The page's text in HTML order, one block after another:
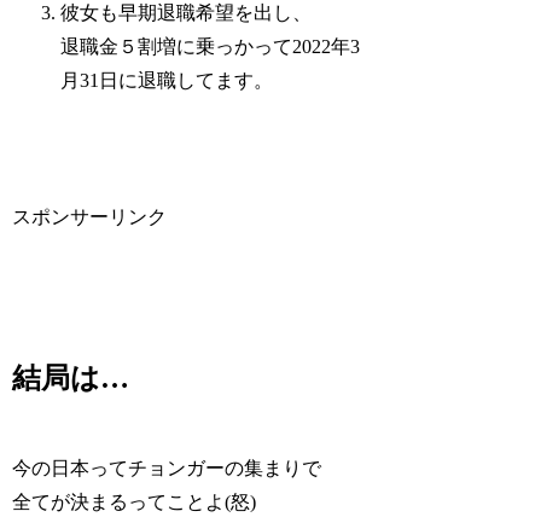
彼女も早期退職希望を出し、
退職金５割増に乗っかって2022年3
月31日に退職してます。
スポンサーリンク
結局は…
今の日本ってチョンガーの集まりで
全てが決まるってことよ(怒)